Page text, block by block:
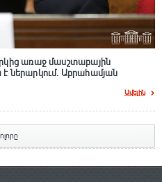
առաջ մասշտաբային
ներարկում․ Աբրահամյան
Ավելին